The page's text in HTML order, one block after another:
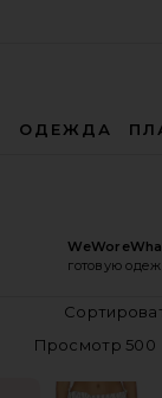
ОДЕЖДА
готовую